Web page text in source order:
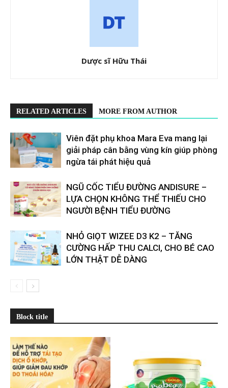
Dược sĩ Hữu Thái
RELATED ARTICLES MORE FROM AUTHOR
Viên đặt phụ khoa Mara Eva mang lại
giải pháp cân bằng vùng kín giúp phòng
ngừa tái phát hiệu quả
​​NGŨ CỐC TIỂU ĐƯỜNG ANDISURE –
LỰA CHỌN KHÔNG THỂ THIẾU CHO
NGƯỜI BỆNH TIỂU ĐƯỜNG
NHỎ GIỌT WIZEE D3 K2 – TĂNG
CƯỜNG HẤP THU CALCI, CHO BÉ CAO
LỚN THẬT DỄ DÀNG
Block title